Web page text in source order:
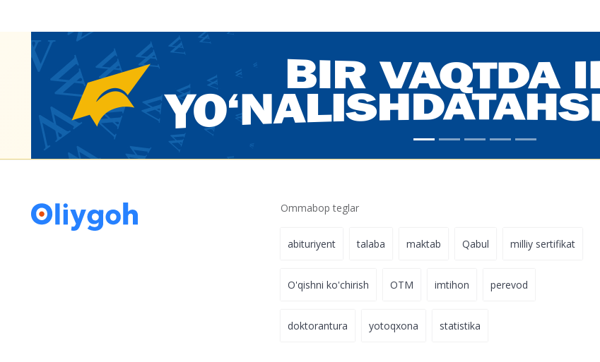
Ommabop teglar
abituriyent talaba maktab Qabul milliy sertifikat
O'qishni ko'chirish OTM imtihon perevod
doktorantura yotoqxona statistika